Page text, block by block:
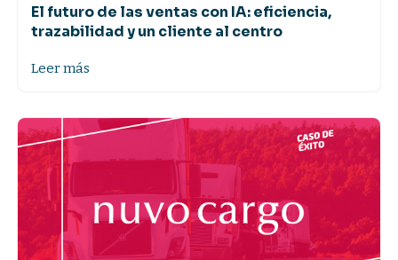
El futuro de las ventas con IA: eficiencia,
trazabilidad y un cliente al centro
Leer más